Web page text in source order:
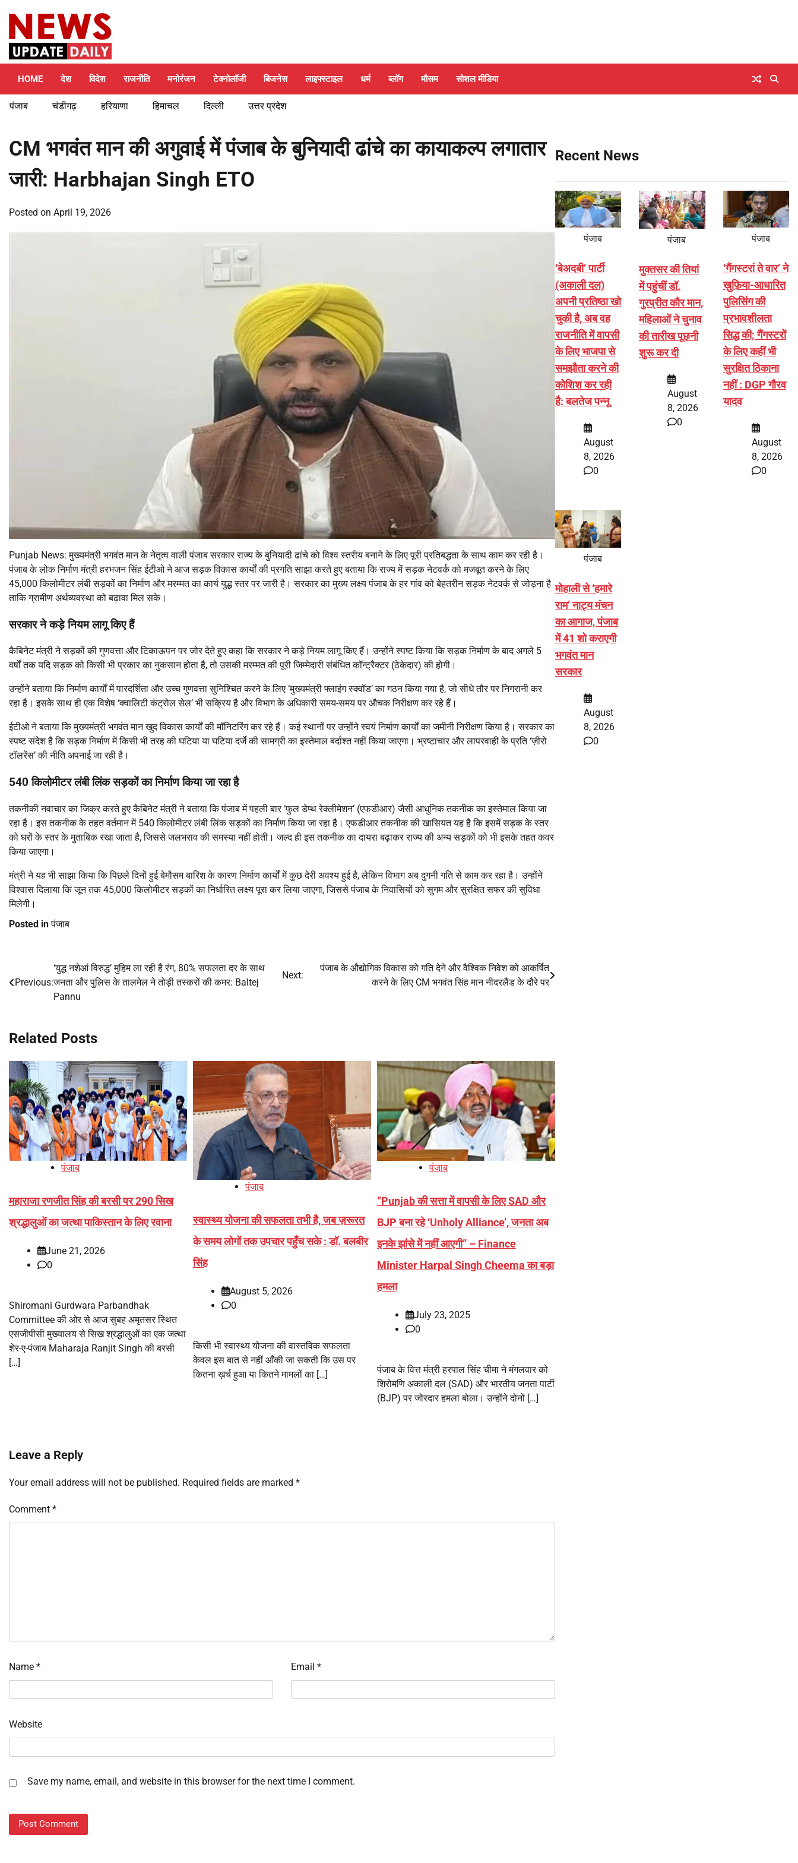
content
HOME देश विदेश राजनीति मनोरंजन टेक्नोलॉजी बिजनेस लाइफ्स्टाइल धर्म ब्लॉग मौसम सोशल मीडिया
पंजाब चंडीगढ़ हरियाणा हिमाचल दिल्ली उत्तर प्रदेश
CM भगवंत मान की अगुवाई में पंजाब के बुनियादी ढांचे का कायाकल्प लगातार
जारी: Harbhajan Singh ETO
Posted on April 19, 2026
Punjab News: मुख्यमंत्री भगवंत मान के नेतृत्व वाली पंजाब सरकार राज्य के बुनियादी ढांचे को विश्व स्तरीय बनाने के लिए पूरी प्रतिबद्धता के साथ काम कर रही है।
पंजाब के लोक निर्माण मंत्री हरभजन सिंह ईटीओ ने आज सड़क विकास कार्यों की प्रगति साझा करते हुए बताया कि राज्य में सड़क नेटवर्क को मजबूत करने के लिए
45,000 किलोमीटर लंबी सड़कों का निर्माण और मरम्मत का कार्य युद्ध स्तर पर जारी है। सरकार का मुख्य लक्ष्य पंजाब के हर गांव को बेहतरीन सड़क नेटवर्क से जोड़ना है
ताकि ग्रामीण अर्थव्यवस्था को बढ़ावा मिल सके।
सरकार ने कड़े नियम लागू किए हैं
कैबिनेट मंत्री ने सड़कों की गुणवत्ता और टिकाऊपन पर जोर देते हुए कहा कि सरकार ने कड़े नियम लागू किए हैं। उन्होंने स्पष्ट किया कि सड़क निर्माण के बाद अगले 5
वर्षों तक यदि सड़क को किसी भी प्रकार का नुकसान होता है, तो उसकी मरम्मत की पूरी जिम्मेदारी संबंधित कॉन्ट्रैक्टर (ठेकेदार) की होगी।
उन्होंने बताया कि निर्माण कार्यों में पारदर्शिता और उच्च गुणवत्ता सुनिश्चित करने के लिए ‘मुख्यमंत्री फ्लाइंग स्क्वॉड’ का गठन किया गया है, जो सीधे तौर पर निगरानी कर
रहा है। इसके साथ ही एक विशेष ‘क्वालिटी कंट्रोल सेल’ भी सक्रिय है और विभाग के अधिकारी समय-समय पर औचक निरीक्षण कर रहे हैं।
ईटीओ ने बताया कि मुख्यमंत्री भगवंत मान खुद विकास कार्यों की मॉनिटरिंग कर रहे हैं। कई स्थानों पर उन्होंने स्वयं निर्माण कार्यों का जमीनी निरीक्षण किया है। सरकार का
स्पष्ट संदेश है कि सड़क निर्माण में किसी भी तरह की घटिया या घटिया दर्जे की सामग्री का इस्तेमाल बर्दाश्त नहीं किया जाएगा। भ्रष्टाचार और लापरवाही के प्रति ‘ज़ीरो
टॉलरेंस’ की नीति अपनाई जा रही है।
540 किलोमीटर लंबी लिंक सड़कों का निर्माण किया जा रहा है
तकनीकी नवाचार का जिक्र करते हुए कैबिनेट मंत्री ने बताया कि पंजाब में पहली बार ‘फुल डेप्थ रेक्लीमेशन’ (एफडीआर) जैसी आधुनिक तकनीक का इस्तेमाल किया जा
रहा है। इस तकनीक के तहत वर्तमान में 540 किलोमीटर लंबी लिंक सड़कों का निर्माण किया जा रहा है। एफडीआर तकनीक की खासियत यह है कि इसमें सड़क के स्तर
को घरों के स्तर के मुताबिक रखा जाता है, जिससे जलभराव की समस्या नहीं होती। जल्द ही इस तकनीक का दायरा बढ़ाकर राज्य की अन्य सड़कों को भी इसके तहत कवर
किया जाएगा।
मंत्री ने यह भी साझा किया कि पिछले दिनों हुई बेमौसम बारिश के कारण निर्माण कार्यों में कुछ देरी अवश्य हुई है, लेकिन विभाग अब दुगनी गति से काम कर रहा है। उन्होंने
विश्वास दिलाया कि जून तक 45,000 किलोमीटर सड़कों का निर्धारित लक्ष्य पूरा कर लिया जाएगा, जिससे पंजाब के निवासियों को सुगम और सुरक्षित सफर की सुविधा
मिलेगी।
Posted inपंजाब
navigation
Previous:
‘युद्ध नशेआं विरुद्ध’ मुहिम ला रही है रंग, 80% सफलता दर के साथ
जनता और पुलिस के तालमेल ने तोड़ी तस्करों की कमर: Baltej
Pannu
Next:
पंजाब के औद्योगिक विकास को गति देने और वैश्विक निवेश को आकर्षित
करने के लिए CM भगवंत सिंह मान नीदरलैंड के दौरे पर
Related Posts
पंजाब
महाराजा रणजीत सिंह की बरसी पर 290 सिख
श्रद्धालुओं का जत्था पाकिस्तान के लिए रवाना
June 21, 2026
0
Shiromani Gurdwara Parbandhak
Committee की ओर से आज सुबह अमृतसर स्थित
एसजीपीसी मुख्यालय से सिख श्रद्धालुओं का एक जत्था
शेर-ए-पंजाब Maharaja Ranjit Singh की बरसी
[…]
पंजाब
स्वास्थ्य योजना की सफलता तभी है, जब ज़रूरत
के समय लोगों तक उपचार पहुँच सके : डॉ. बलबीर
सिंह
August 5, 2026
0
किसी भी स्वास्थ्य योजना की वास्तविक सफलता
केवल इस बात से नहीं आँकी जा सकती कि उस पर
कितना ख़र्च हुआ या कितने मामलों का […]
पंजाब
“Punjab की सत्ता में वापसी के लिए SAD और
BJP बना रहे ‘Unholy Alliance’, जनता अब
इनके झांसे में नहीं आएगी” – Finance
Minister Harpal Singh Cheema का बड़ा
हमला
July 23, 2025
0
पंजाब के वित्त मंत्री हरपाल सिंह चीमा ने मंगलवार को
शिरोमणि अकाली दल (SAD) और भारतीय जनता पार्टी
(BJP) पर जोरदार हमला बोला। उन्होंने दोनों […]
Leave a Reply
Your email address will not be published. Required fields are marked *
Comment *
Name * Email *
Website
Save my name, email, and website in this browser for the next time I comment.
Recent News
पंजाब
‘बेअदबी’ पार्टी
(अकाली दल)
अपनी प्रतिष्ठा खो
चुकी है, अब वह
राजनीति में वापसी
के लिए भाजपा से
समझौता करने की
कोशिश कर रही
है: बलतेज पन्नू
August
8, 2026
0
पंजाब
मुक्तसर की तियां
में पहुंचीं डॉ.
गुरप्रीत कौर मान,
महिलाओं ने चुनाव
की तारीख पूछनी
शुरू कर दी
August
8, 2026
0
पंजाब
‘गैंगस्टरां ते वार’ ने
ख़ुफ़िया-आधारित
पुलिसिंग की
प्रभावशीलता
सिद्ध की; गैंगस्टरों
के लिए कहीं भी
सुरक्षित ठिकाना
नहीं : DGP गौरव
यादव
August
8, 2026
0
पंजाब
मोहाली से ‘हमारे
राम’ नाट्य मंचन
का आगाज, पंजाब
में 41 शो कराएगी
भगवंत मान
सरकार
August
8, 2026
0